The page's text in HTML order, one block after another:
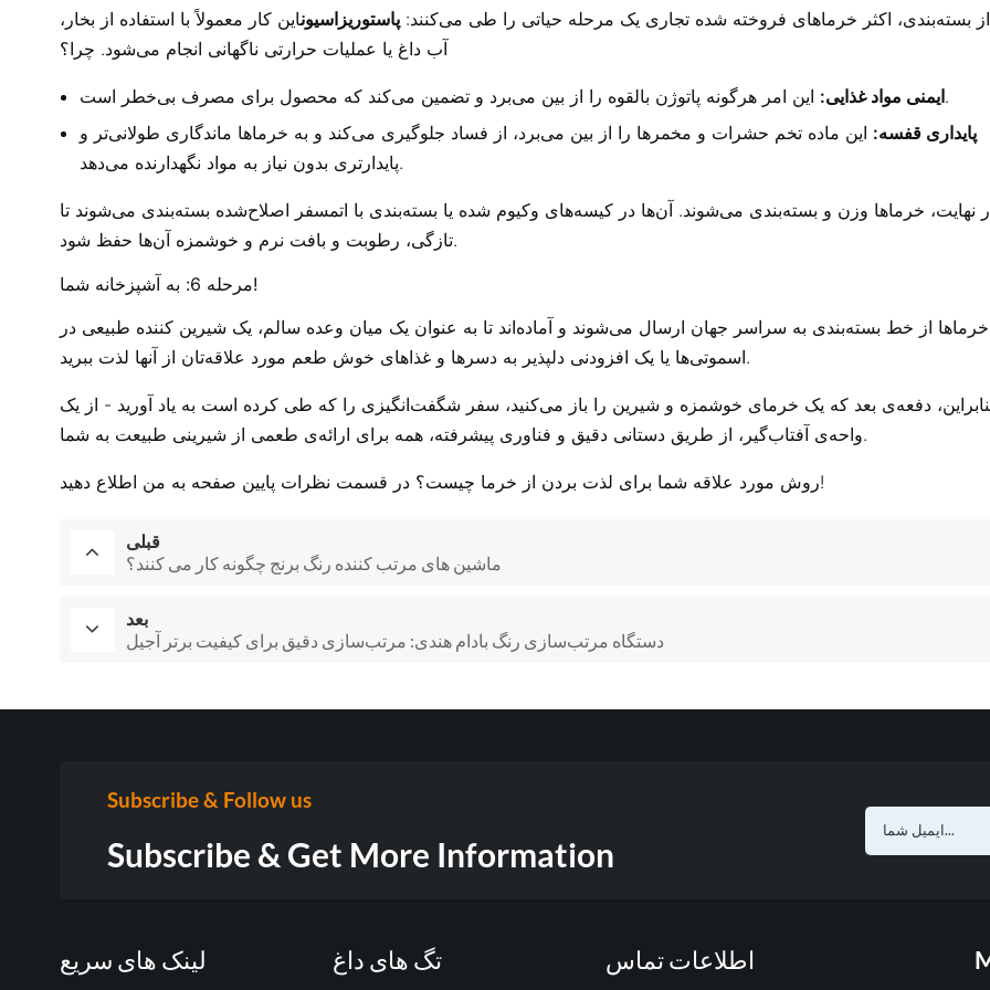
بسته‌بندی، اکثر خرماهای فروخته شده تجاری یک مرحله حیاتی را طی می‌کنند:پاستوریزاسیوناین کار معمولاً با استفاده از بخار،
آب داغ یا عملیات حرارتی ناگهانی انجام می‌شود. چرا؟
ایمنی مواد غذایی:این امر هرگونه پاتوژن بالقوه را از بین می‌برد و تضمین می‌کند که محصول برای مصرف بی‌خطر است.
پایداری قفسه: این ماده تخم حشرات و مخمرها را از بین می‌برد، از فساد جلوگیری می‌کند و به خرماها ماندگاری طولانی‌تر و
پایدارتری بدون نیاز به مواد نگهدارنده می‌دهد.
نهایت، خرماها وزن و بسته‌بندی می‌شوند. آن‌ها در کیسه‌های وکیوم شده یا بسته‌بندی با اتمسفر اصلاح‌شده بسته‌بندی می‌شوند تا
تازگی، رطوبت و بافت نرم و خوشمزه آن‌ها حفظ شود.
مرحله 6: به آشپزخانه شما!
خرماها از خط بسته‌بندی به سراسر جهان ارسال می‌شوند و آماده‌اند تا به عنوان یک میان وعده سالم، یک شیرین کننده طبیعی در
اسموتی‌ها یا یک افزودنی دلپذیر به دسرها و غذاهای خوش طعم مورد علاقه‌تان از آنها لذت ببرید.
دفعه‌ی بعد که یک خرمای خوشمزه و شیرین را باز می‌کنید، سفر شگفت‌انگیزی را که طی کرده است به یاد آورید - از یک
واحه‌ی آفتاب‌گیر، از طریق دستانی دقیق و فناوری پیشرفته، همه برای ارائه‌ی طعمی از شیرینی طبیعت به شما.
روش مورد علاقه شما برای لذت بردن از خرما چیست؟ در قسمت نظرات پایین صفحه به من اطلاع دهید!
قبلی
ماشین های مرتب کننده رنگ برنج چگونه کار می کنند؟
بعد
دستگاه مرتب‌سازی رنگ بادام هندی: مرتب‌سازی دقیق برای کیفیت برتر آجیل
Subscribe & Follow us
Subscribe & Get More Information
لینک های سریع تگ های داغ اطلاعات تماس